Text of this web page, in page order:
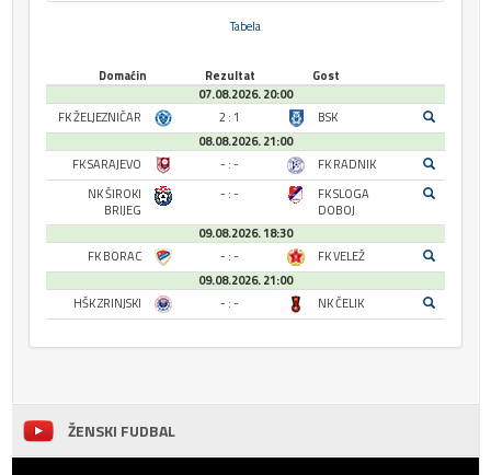
Tabela
Domaćin Rezultat
Gost
07.08.2026. 20:00
FK ŽELJEZNIČAR
2 : 1
BSK
08.08.2026. 21:00
FK SARAJEVO
- : -
FK RADNIK
NK ŠIROKI
BRIJEG
- : -
FK SLOGA
DOBOJ
09.08.2026. 18:30
FK BORAC
- : -
FK VELEŽ
09.08.2026. 21:00
HŠK ZRINJSKI
- : - NK ČELIK
ŽENSKI FUDBAL